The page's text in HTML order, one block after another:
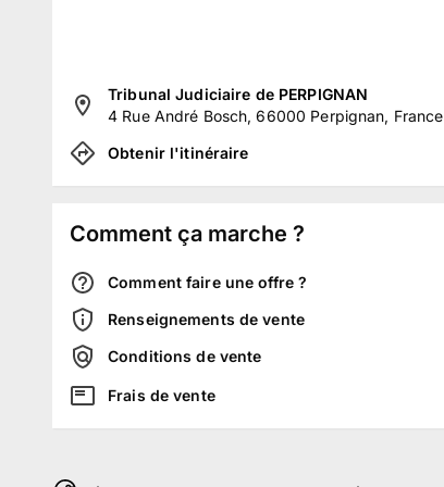
Tribunal Judiciaire de PERPIGNAN
4 Rue André Bosch, 66000 Perpignan, France
Obtenir l'itinéraire
Comment ça marche ?
Comment faire une offre ?
Renseignements de vente
Conditions de vente
Frais de vente